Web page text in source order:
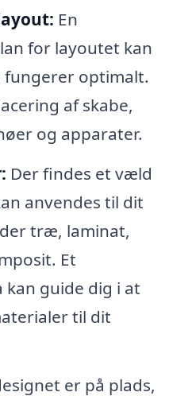
En
for layoutet kan
fungerer optimalt.
af skabe,
og apparater.
Der findes et væld
anvendes til dit
træ, laminat,
Et
guide dig i at
til dit
er på plads,